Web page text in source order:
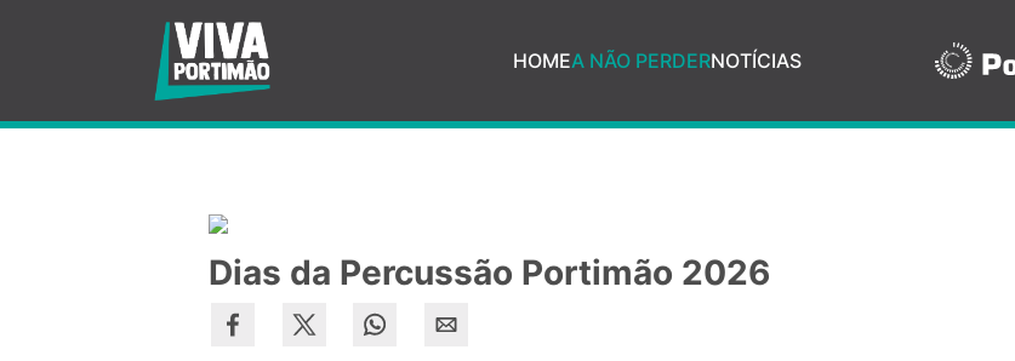
Saltar para o conteúdo principal HOMEA NÃO PERDERNOTÍCIAS
Dias da Percussão Portimão 2026